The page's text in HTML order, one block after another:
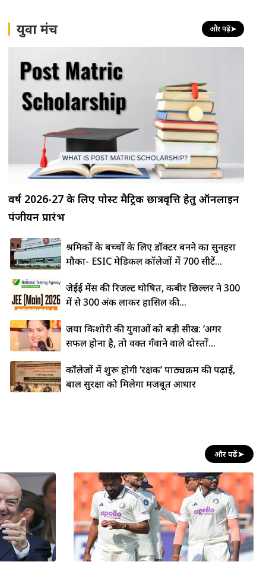
युवा मंच और पढ़ें➤
वर्ष 2026-27 के लिए पोस्ट मैट्रिक छात्रवृत्ति हेतु ऑनलाइन
पंजीयन प्रारंभ
श्रमिकों के बच्चों के लिए डॉक्टर बनने का सुनहरा
मौका- ESIC मेडिकल कॉलेजों में 700 सीटें...
जेईई मेंस की रिजल्ट घोषित, कबीर छिल्लर ने 300
में से 300 अंक लाकर हासिल की...
जया किशोरी की युवाओं को बड़ी सीख: ‘अगर
सफल होना है, तो वक्त गँवाने वाले दोस्तों...
कॉलेजों में शुरू होगी ‘रक्षक’ पाठ्यक्रम की पढ़ाई,
बाल सुरक्षा को मिलेगा मजबूत आधार
और पढ़ें➤